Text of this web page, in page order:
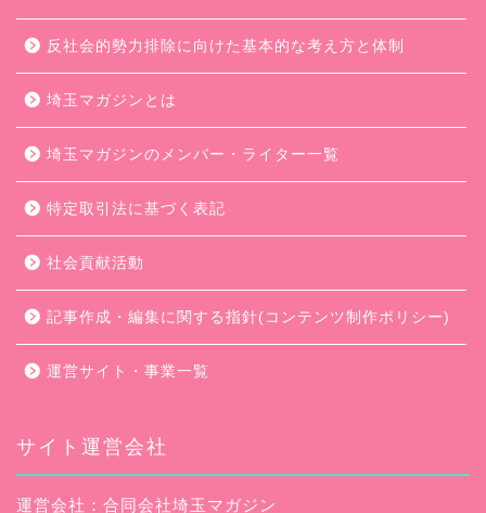
反社会的勢力排除に向けた基本的な考え方と体制
埼玉マガジンとは
埼玉マガジンのメンバー・ライター一覧
特定取引法に基づく表記
社会貢献活動
記事作成・編集に関する指針(コンテンツ制作ポリシー)
運営サイト・事業一覧
サイト運営会社
運営会社：合同会社埼玉マガジン